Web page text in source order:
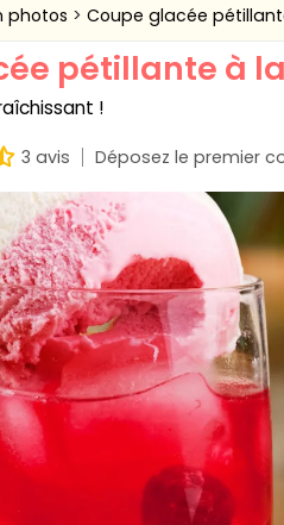
photos Coupe glacée
pétillante à
!
3 avis Déposez le premier